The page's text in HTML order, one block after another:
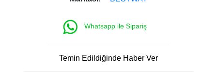
Whatsapp ile Sipariş
Temin Edildiğinde Haber Ver